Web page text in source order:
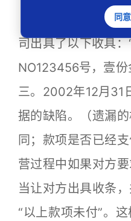
案例： A公司给B
司出具了以下收具
NO123456号，壹
三。2002年12月31
据的缺陷。（遗漏
同；款项是否已经
营过程中如果对方
当让对方出具收条
“以上款项未付”。
同